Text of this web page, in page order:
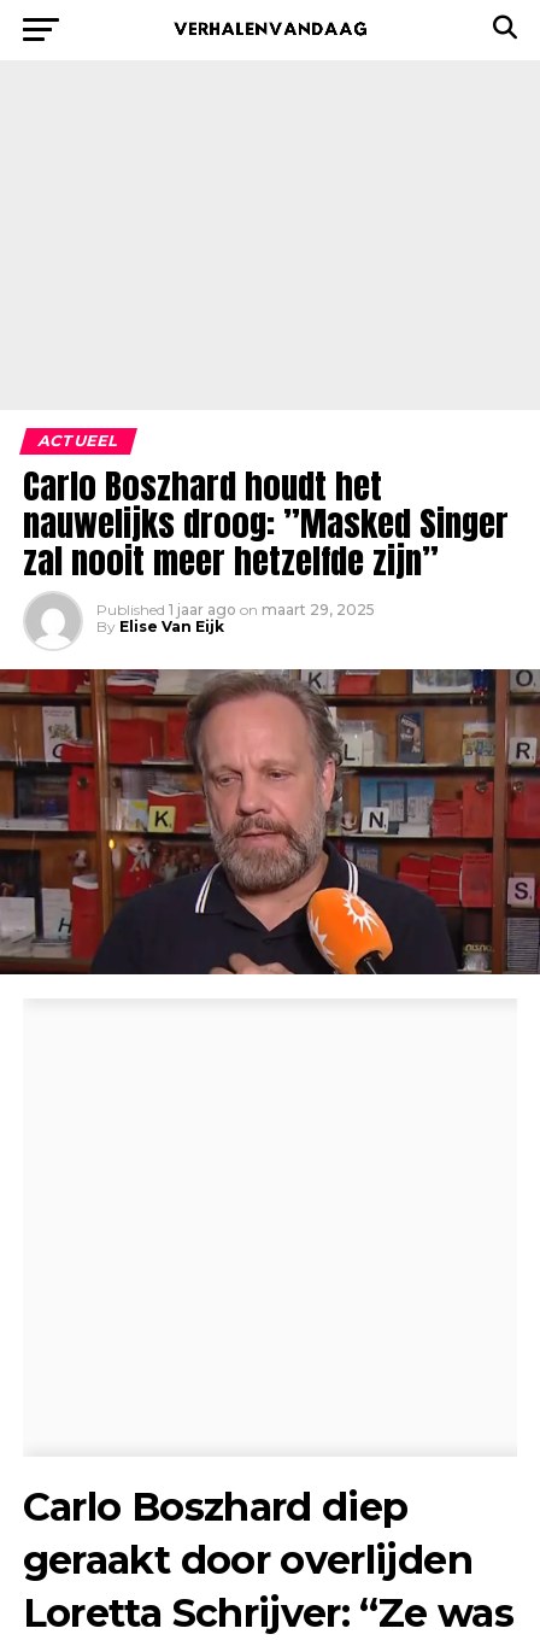
ACTUEEL
Carlo Boszhard houdt het
nauwelijks droog: ”Masked Singer
zal nooit meer hetzelfde zijn”
Published 1 jaar ago on maart 29, 2025
By Elise Van Eijk
Carlo Boszhard diep
geraakt door overlijden
Loretta Schrijver: “Ze was